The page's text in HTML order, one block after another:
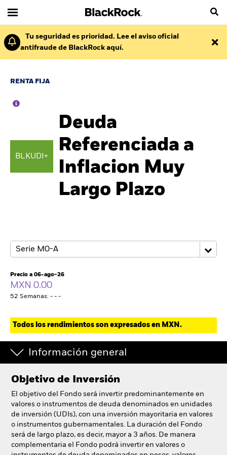
Tu seguridad es prioridad. Lee el aviso oficial
antifraude de BlackRock aquí.
RENTA FIJA
BLKUDI+
Deuda
Referenciada a
Inflacion Muy
Largo Plazo
Precio a 06-ago-26
MXN 0.00
52 Semanas: - - -
Todos los rendimientos son expresados en MXN.
Información general
Objetivo de Inversión
El objetivo del Fondo será invertir predominantemente en
valores o instrumentos de deuda denominados en unidades
de inversión (UDIs), con una inversión mayoritaria en valores
o instrumentos gubernamentales. La duración del Fondo
será de largo plazo, es decir, mayor a 3 años. De manera
complementaria el Fondo podrá invertir en valores o